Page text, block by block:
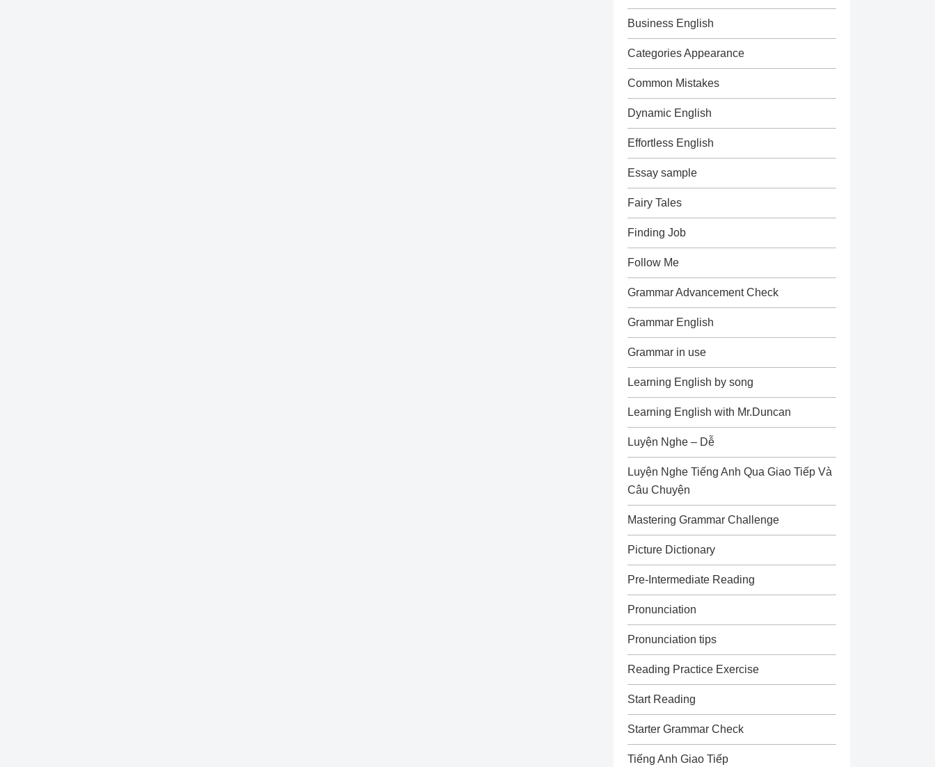
Business English
Categories Appearance
Common Mistakes
Dynamic English
Effortless English
Essay sample
Fairy Tales
Finding Job
Follow Me
Grammar Advancement Check
Grammar English
Grammar in use
Learning English by song
Learning English with Mr.Duncan
Luyện Nghe – Dễ
Luyện Nghe Tiếng Anh Qua Giao Tiếp Và
Câu Chuyện
Mastering Grammar Challenge
Picture Dictionary
Pre-Intermediate Reading
Pronunciation
Pronunciation tips
Reading Practice Exercise
Start Reading
Starter Grammar Check
Tiếng Anh Giao Tiếp